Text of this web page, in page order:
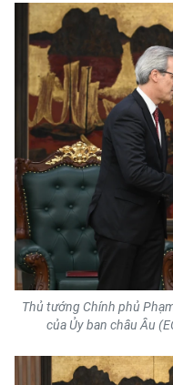
MỘT SẢN PHẨM
RADIO
MEDIA CENTER
E-Magazine
Video
Media Chính trị
Media Kinh tế
Media Văn hóa
Media Xã hội
Thủ tướng Chính phủ
của Ủy ban châu Âu